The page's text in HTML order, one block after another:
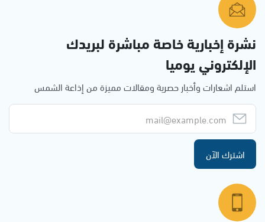
نشرة إخبارية خاصة مباشرة لبريدك
الإلكتروني يوميا
استلم اشعارات وأخبار حصرية ومقالات مميزة من إذاعة الشمس
اشترك الآن